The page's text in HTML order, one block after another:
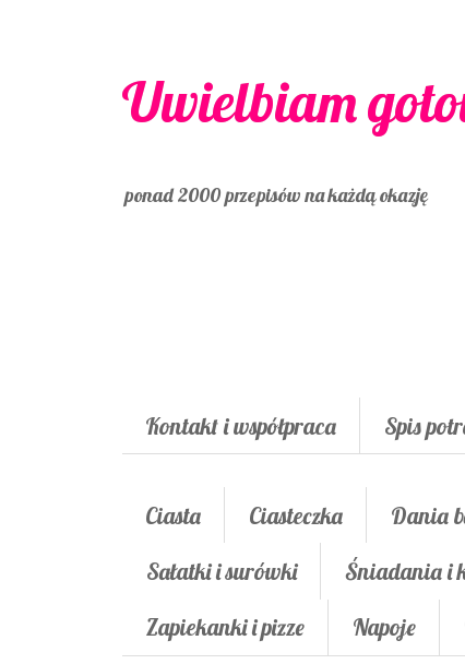
Uwielbiam
ponad 2000 przepisów na każdą okazję
Kontakt i współpraca Spis
Ciasta Ciasteczka Dania
Sałatki i surówki
Śniadania i
Zapiekanki i pizze
Napoje